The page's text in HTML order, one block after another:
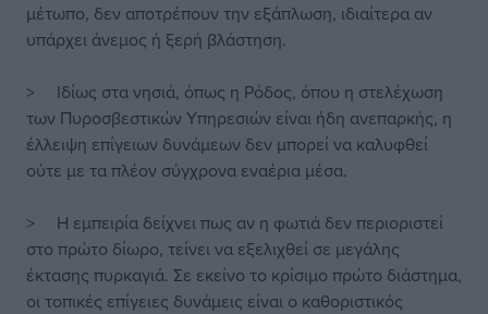
μέτωπο, δεν αποτρέπουν την εξάπλωση, ιδιαίτερα αν
υπάρχει άνεμος ή ξερή βλάστηση.
> Ιδίως στα νησιά, όπως η Ρόδος, όπου η στελέχωση
των Πυροσβεστικών Υπηρεσιών είναι ήδη ανεπαρκής, η
έλλειψη επίγειων δυνάμεων δεν μπορεί να καλυφθεί
ούτε με τα πλέον σύγχρονα εναέρια μέσα.
> Η εμπειρία δείχνει πως αν η φωτιά δεν περιοριστεί
στο πρώτο δίωρο, τείνει να εξελιχθεί σε μεγάλης
έκτασης πυρκαγιά. Σε εκείνο το κρίσιμο πρώτο διάστημα,
οι τοπικές επίγειες δυνάμεις είναι ο καθοριστικός